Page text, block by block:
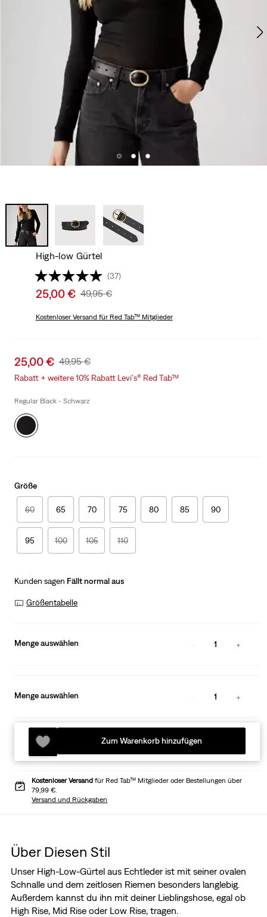
High-low Gürtel
(37)
Sale
is
25,00 € Original
Was
49,95 €
Kostenloser Versand für Red Tab™ Mitglieder
Sale
price
25,00 € Original
Price
49,95 €
Rabatt + weitere 10% Rabatt Levi's® Red Tab™
Regular Black - Schwarz
Größe
60 65 70 75 80 85 90
95 100 105 110
Kunden sagen Fällt normal aus
Größentabelle
Menge auswählen 1
Menge auswählen 1
Zum Warenkorb hinzufügen
Kostenloser Versand für Red Tab™ Mitglieder oder Bestellungen über
79,99 €.
Versand und Rückgaben
Über Diesen Stil
Unser High-Low-Gürtel aus Echtleder ist mit seiner ovalen
Schnalle und dem zeitlosen Riemen besonders langlebig.
Außerdem kannst du ihn mit deiner Lieblingshose, egal ob
High Rise, Mid Rise oder Low Rise, tragen.